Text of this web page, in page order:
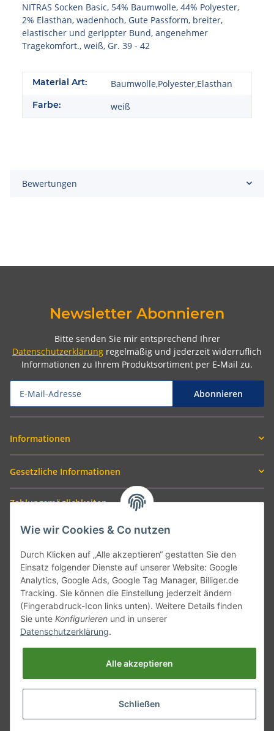
NITRAS Socken Basic, 54% Baumwolle, 44% Polyester,
2% Elasthan, wadenhoch, Gute Passform, breiter,
elastischer und gerippter Bund, angenehmer
Tragekomfort., weiß, Gr. 39 - 42
Material Art: Baumwolle,Polyester,Elasthan
Farbe: weiß
Bewertungen
Newsletter Abonnieren
Bitte senden Sie mir entsprechend Ihrer
Datenschutzerklärung regelmäßig und jederzeit widerruflich
Informationen zu Ihrem Produktsortiment per E-Mail zu.
Abonnieren
Informationen
Gesetzliche Informationen
Zahlungsmöglichkeiten
Versand mit
Wie wir Cookies & Co nutzen
Durch Klicken auf „Alle akzeptieren“ gestatten Sie den
Einsatz folgender Dienste auf unserer Website: Google
Analytics, Google Ads, Google Tag Manager, Billiger.de
Tracking. Sie können die Einstellung jederzeit ändern
(Fingerabdruck-Icon links unten). Weitere Details finden
Sie unte Konfigurieren und in unserer
Datenschutzerklärung.
Alle akzeptieren
Schließen